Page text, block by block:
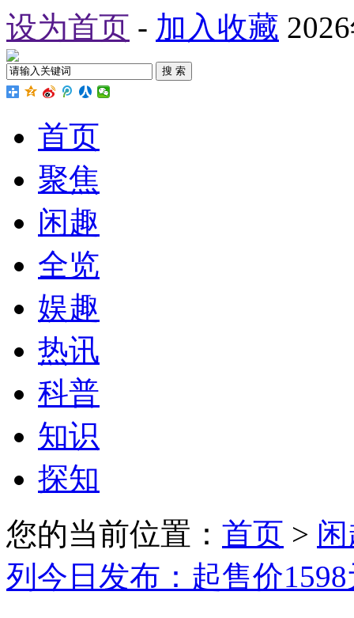
设为首页 - 加入收藏
搜 索
首页
聚焦
闲趣
全览
娱趣
热讯
科普
知识
探知
您的当前位置： 首页 >
列今日发布：起售价